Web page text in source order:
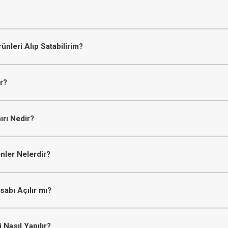
ücretsiz bir şekilde açılır. Yatırım hesabı, Borsa İstanbul'da
soyadınız, e-posta adresiniz ve cep telefonu numaranızı girerek
sizinle iletişime geçerek hesap açım sürecinizi
görüntülü görüşme ile de hemen hesabınızı açabilirsiniz.
Alıp Satabilirim?
açılış ücreti veya hizmet bedeli alınmamaktadır.
Nedir?
olmanız gerekmektedir.
Nelerdir?
Açılır mı?
Yapılır?